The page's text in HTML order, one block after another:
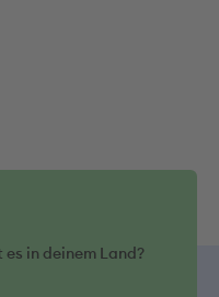
in deinem Land?